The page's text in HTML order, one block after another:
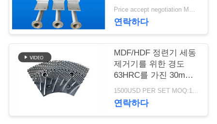
세
요
Box
Price accept negotiation MOQ:1 세트
연락하다
MDF/HDF 정련기 세동
제거기를 위한 경도
63HRC를 가진 30mm
간격 정련기 세그먼트 1500USD PER SET MOQ:1세트
연락하다